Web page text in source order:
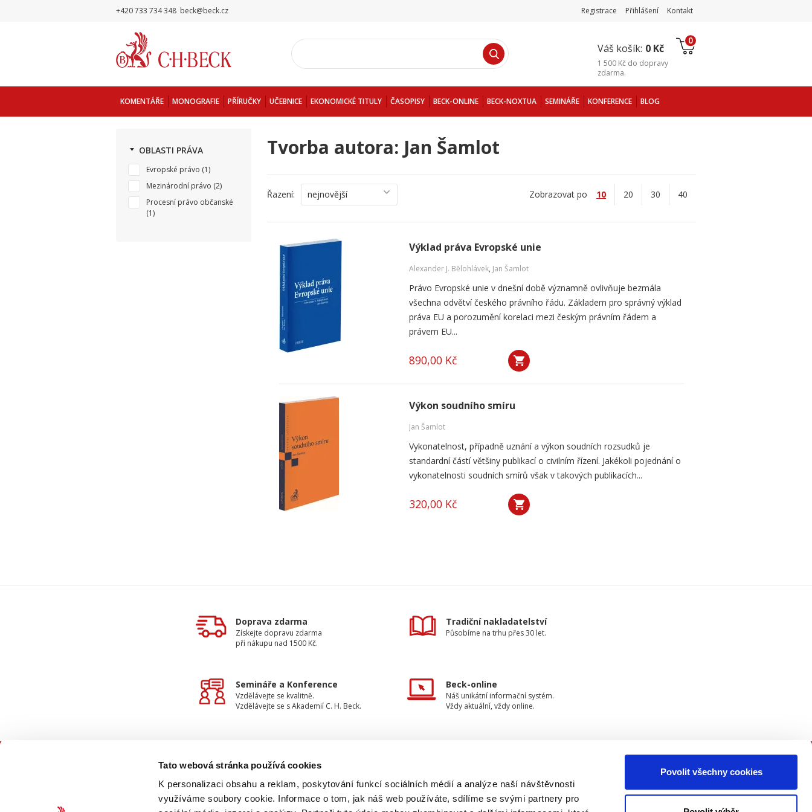
Tato webová stránka používá cookies
K personalizaci obsahu a reklam, poskytování funkcí sociálních médií a analýze naší návštěvnosti
využíváme soubory cookie. Informace o tom, jak náš web používáte, sdílíme se svými partnery pro
Povolit všechny cookies
+420 733 734 348 beck@beck.cz Registrace Přihlášení Kontakt
Váš košík: 0 Kč
0
1 500 Kč do dopravy
zdarma.
KOMENTÁŘE MONOGRAFIE PŘÍRUČKY UČEBNICE EKONOMICKÉ TITULY ČASOPISY BECK-ONLINE BECK-NOXTUA SEMINÁŘE KONFERENCE BLOG
OBLASTI PRÁVA
Evropské právo (1)
Mezinárodní právo (2)
Procesní právo občanské
(1)
Tvorba autora: Jan Šamlot
Řazení: nejnovější Zobrazovat po 10 20 30 40
Výklad práva Evropské unie
Alexander J. Bělohlávek, Jan Šamlot
Právo Evropské unie v dnešní době významně ovlivňuje bezmála
všechna odvětví českého právního řádu. Základem pro správný výklad
práva EU a porozumění korelaci mezi českým právním řádem a
právem EU...
890,00 Kč
Výkon soudního smíru
Jan Šamlot
Vykonatelnost, případně uznání a výkon soudních rozsudků je
standardní částí většiny publikací o civilním řízení. Jakékoli pojednání o
vykonatelnosti soudních smírů však v takových publikacích...
320,00 Kč
Doprava zdarma
Získejte dopravu zdarma
při nákupu nad 1500 Kč.
Tradiční nakladatelství
Působíme na trhu přes 30 let.
Semináře a Konference
Vzdělávejte se kvalitně.
Vzdělávejte se s Akademií C. H. Beck.
Beck-online
Náš unikátní informační systém.
Vždy aktuální, vždy online.
KONTAKTUJTE NÁS INFORMACE
O nakladatelství
PŘIPOJTE SE K NÁM
Buďte informovaní o našich